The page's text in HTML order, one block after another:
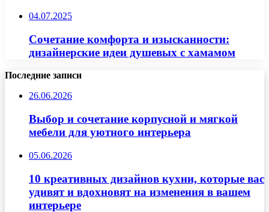
04.07.2025
Сочетание комфорта и изысканности:
дизайнерские идеи душевых с хамамом
Последние записи
26.06.2026
Выбор и сочетание корпусной и мягкой
мебели для уютного интерьера
05.06.2026
10 креативных дизайнов кухни, которые вас
удивят и вдохновят на изменения в вашем
интерьере